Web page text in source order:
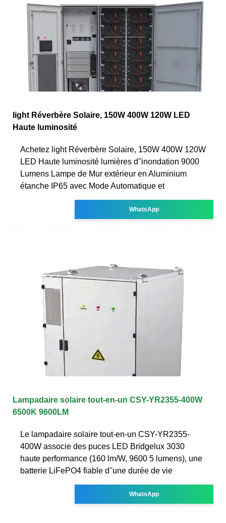
light Réverbère Solaire, 150W 400W 120W LED
Haute luminosité
Achetez light Réverbère Solaire, 150W 400W 120W
LED Haute luminosité lumières d''inondation 9000
Lumens Lampe de Mur extérieur en Aluminium
étanche IP65 avec Mode Automatique et
WhatsApp
Lampadaire solaire tout-en-un CSY-YR2355-400W
6500K 9600LM
Le lampadaire solaire tout-en-un CSY-YR2355-
400W associe des puces LED Bridgelux 3030
haute performance (160 lm/W, 9600 5 lumens), une
batterie LiFePO4 fiable d''une durée de vie
WhatsApp